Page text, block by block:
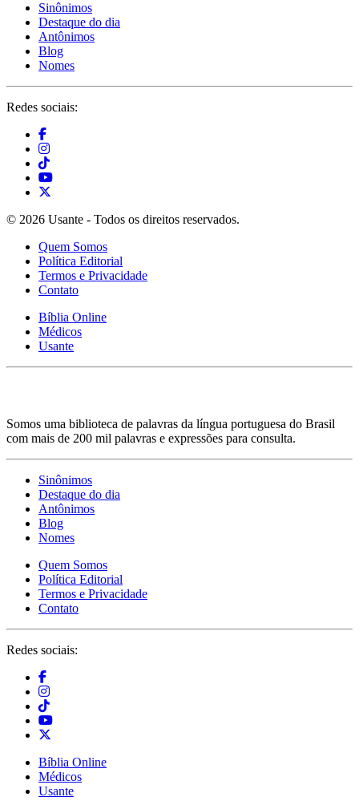
Sinônimos
Destaque do dia
Antônimos
Blog
Nomes
Redes sociais:
© 2026 Usante - Todos os direitos reservados.
Quem Somos
Política Editorial
Termos e Privacidade
Contato
Bíblia Online
Médicos
Usante
Somos uma biblioteca de palavras da língua portuguesa do Brasil
com mais de 200 mil palavras e expressões para consulta.
Sinônimos
Destaque do dia
Antônimos
Blog
Nomes
Quem Somos
Política Editorial
Termos e Privacidade
Contato
Redes sociais:
Bíblia Online
Médicos
Usante